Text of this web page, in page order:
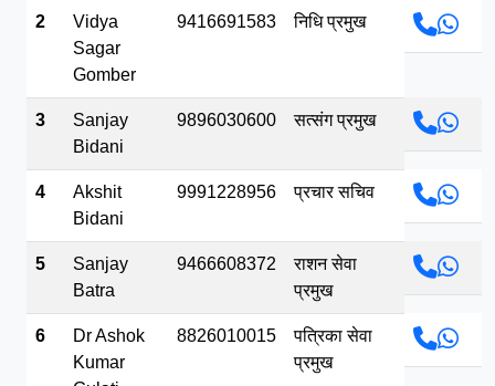
2
Vidya
Sagar
Gomber
9416691583 निधि प्रमुख
3
Sanjay
Bidani
9896030600 सत्संग प्रमुख
4
Akshit
Bidani
9991228956 प्रचार सचिव
5
Sanjay
Batra
9466608372
राशन सेवा
प्रमुख
6
Dr Ashok
Kumar
8826010015
पत्रिका सेवा
प्रमुख